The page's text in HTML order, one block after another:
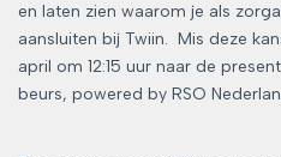
en laten zien waarom je als
aansluiten bij Twiin. Mis deze
april om 12:15 uur naar de
beurs, powered by RSO